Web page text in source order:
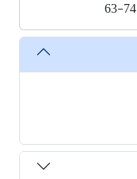
63-74